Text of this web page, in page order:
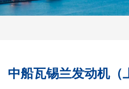
中船瓦锡兰发动机（